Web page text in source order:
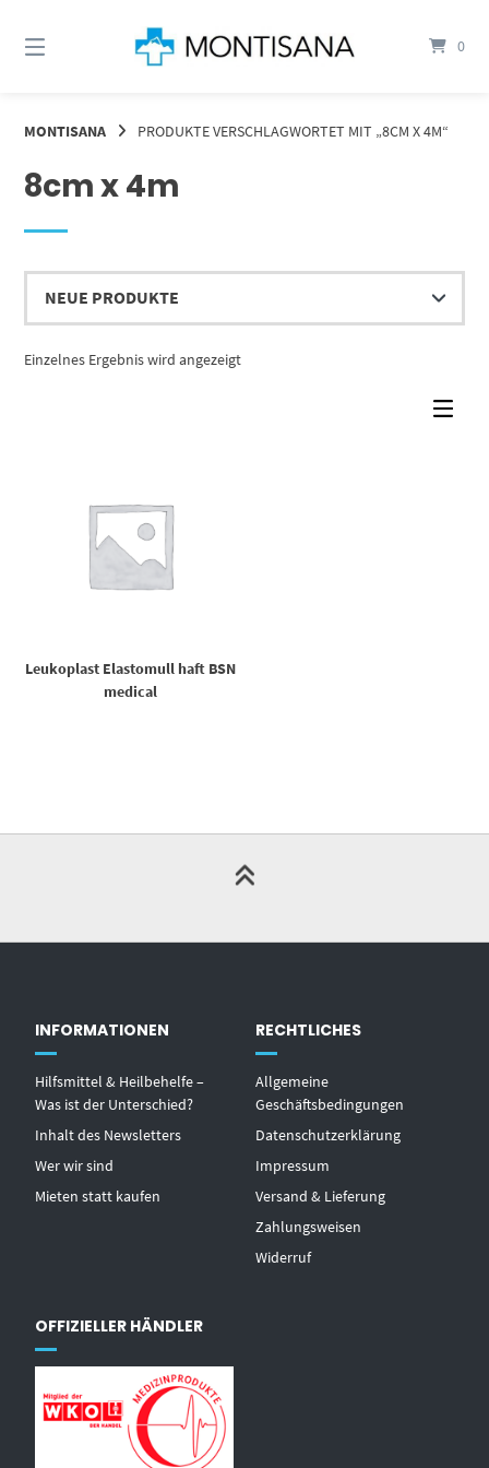
zum
0
MONTISANA PRODUKTE VERSCHLAGWORTET MIT „8CM X 4M“
8cm x 4m
Einzelnes Ergebnis wird angezeigt
Leukoplast Elastomull haft BSN
medical
INFORMATIONEN
Hilfsmittel & Heilbehelfe –
Was ist der Unterschied?
Inhalt des Newsletters
Wer wir sind
Mieten statt kaufen
RECHTLICHES
Allgemeine
Geschäftsbedingungen
Datenschutzerklärung
Impressum
Versand & Lieferung
Zahlungsweisen
Widerruf
OFFIZIELLER HÄNDLER